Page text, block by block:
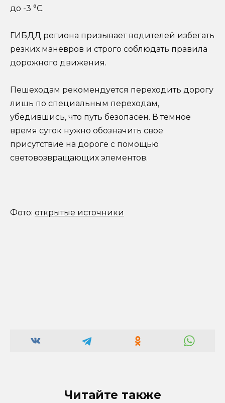
до -3 °C.
ГИБДД региона призывает водителей избегать
резких маневров и строго соблюдать правила
дорожного движения.
Пешеходам рекомендуется переходить дорогу
лишь по специальным переходам,
убедившись, что путь безопасен. В темное
время суток нужно обозначить свое
присутствие на дороге с помощью
световозвращающих элементов.
Фото: открытые источники
Читайте также